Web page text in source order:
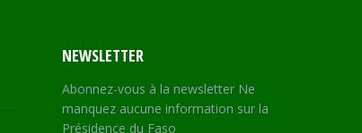
NEWSLETTER
Abonnez-vous à la newsletter Ne
manquez aucune information sur la
Présidence du Faso